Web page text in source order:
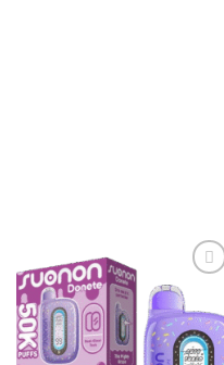
Add to wishlist